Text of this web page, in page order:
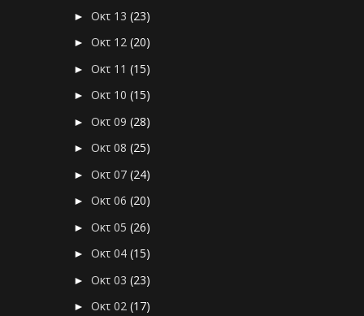
►Οκτ 13(23)
►Οκτ 12(20)
►Οκτ 11(15)
►Οκτ 10(15)
►Οκτ 09(28)
►Οκτ 08(25)
►Οκτ 07(24)
►Οκτ 06(20)
►Οκτ 05(26)
►Οκτ 04(15)
►Οκτ 03(23)
►Οκτ 02(17)